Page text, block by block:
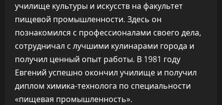
училище культуры и искусств на факультет
пищевой промышленности. Здесь он
познакомился с профессионалами своего дела,
сотрудничал с лучшими кулинарами города и
получил ценный опыт работы. В 1981 году
Евгений успешно окончил училище и получил
диплом химика-технолога по специальности
«пищевая промышленность».